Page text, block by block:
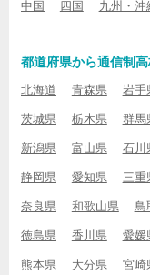
中国 四国 九州・沖
都道府県から通信制
北海道 青森県 岩手
茨城県 栃木県 群馬
新潟県 富山県 石川
静岡県 愛知県 三重
奈良県 和歌山県 鳥
徳島県 香川県 愛媛
熊本県 大分県 宮崎